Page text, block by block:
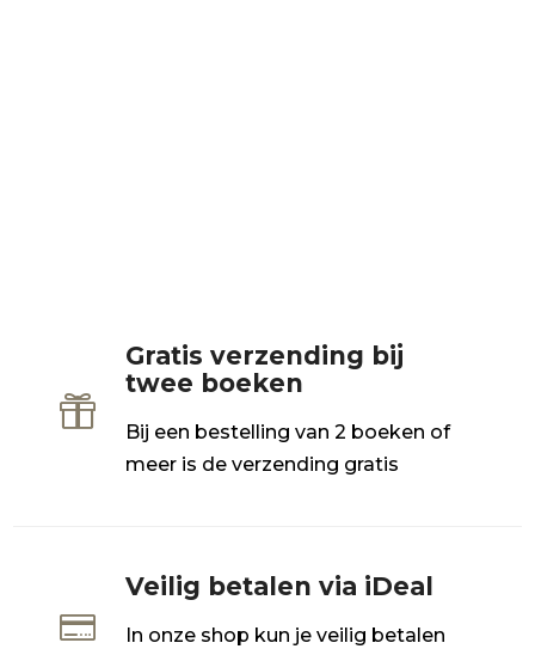

Gratis verzending bij
twee boeken
Bij een bestelling van 2 boeken of
meer is de verzending gratis

Veilig betalen via iDeal
In onze shop kun je veilig betalen